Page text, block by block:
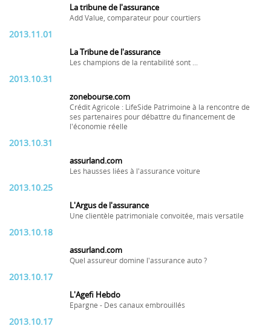
La tribune de l'assurance
Add Value, comparateur pour courtiers
2013.11.01
La Tribune de l'assurance
Les champions de la rentabilité sont ...
2013.10.31
zonebourse.com
Crédit Agricole : LifeSide Patrimoine à la rencontre de
ses partenaires pour débattre du financement de
l'économie réelle
2013.10.31
assurland.com
Les hausses liées à l'assurance voiture
2013.10.25
L'Argus de l'assurance
Une clientèle patrimoniale convoitée, mais versatile
2013.10.18
assurland.com
Quel assureur domine l'assurance auto ?
2013.10.17
L'Agefi Hebdo
Epargne - Des canaux embrouillés
2013.10.17